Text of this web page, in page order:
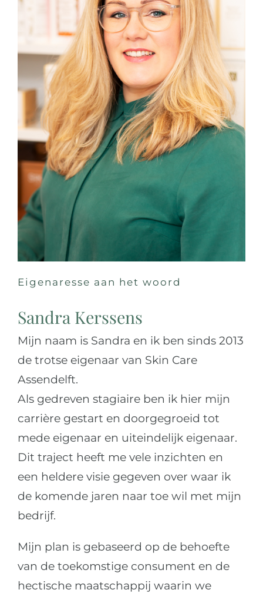
Eigenaresse aan het woord
Sandra Kerssens
Mijn naam is Sandra en ik ben sinds 2013
de trotse eigenaar van Skin Care
Assendelft.
Als gedreven stagiaire ben ik hier mijn
carrière gestart en doorgegroeid tot
mede eigenaar en uiteindelijk eigenaar.
Dit traject heeft me vele inzichten en
een heldere visie gegeven over waar ik
de komende jaren naar toe wil met mijn
bedrijf.
Mijn plan is gebaseerd op de behoefte
van de toekomstige consument en de
hectische maatschappij waarin we